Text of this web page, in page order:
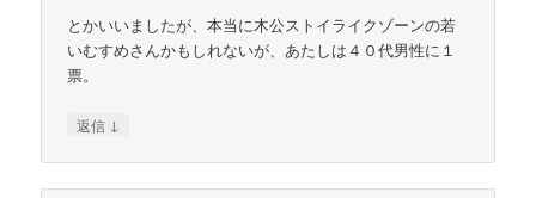
とかいいましたが、本当に木公ストイライクゾーンの若
いむすめさんかもしれないが、あたしは４０代男性に１
票。
返信 ↓